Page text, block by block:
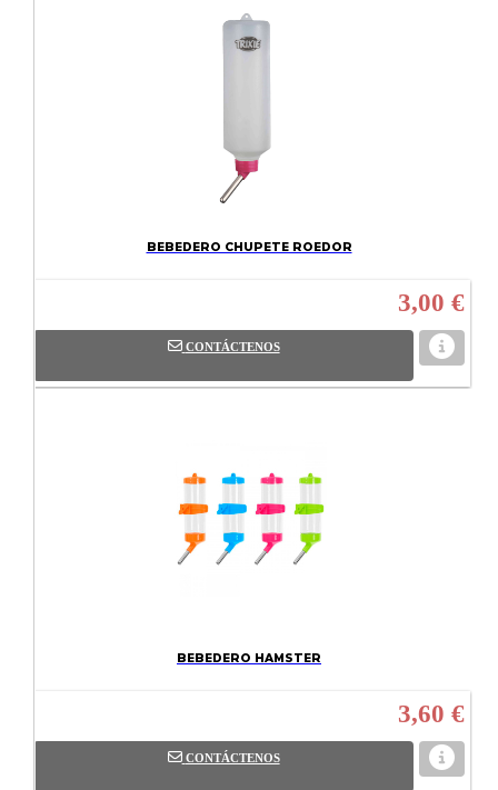
BEBEDERO CHUPETE ROEDOR
3,00 €
CONTÁCTENOS
BEBEDERO HAMSTER
3,60 €
CONTÁCTENOS